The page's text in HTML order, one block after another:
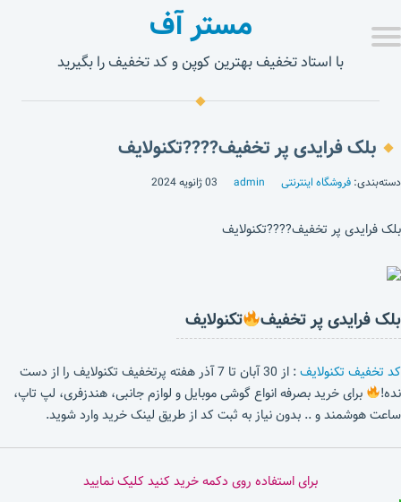
مستر آف
با استاد تخفیف بهترین کوپن و کد تخفیف را بگیرید
بلک فرایدی پر تخفیف????تکنولایف
دسته‌بندی: فروشگاه اینترنتی admin 03 ژانویه 2024
بلک فرایدی پر تخفیف????تکنولایف
بلک فرایدی پر تخفیف تکنولایف
کد تخفیف تکنولایف
: از 30 آبان تا 7 آذر هفته پرتخفیف تکنولایف را از دست
نده!
برای خرید بصرفه انواع گوشی موبایل و لوازم جانبی، هندزفری، لپ تاپ،
ساعت هوشمند و .. بدون نیاز به ثبت کد از طریق لینک خرید وارد شوید.
برای استفاده روی دکمه خرید کنید کلیک نمایید